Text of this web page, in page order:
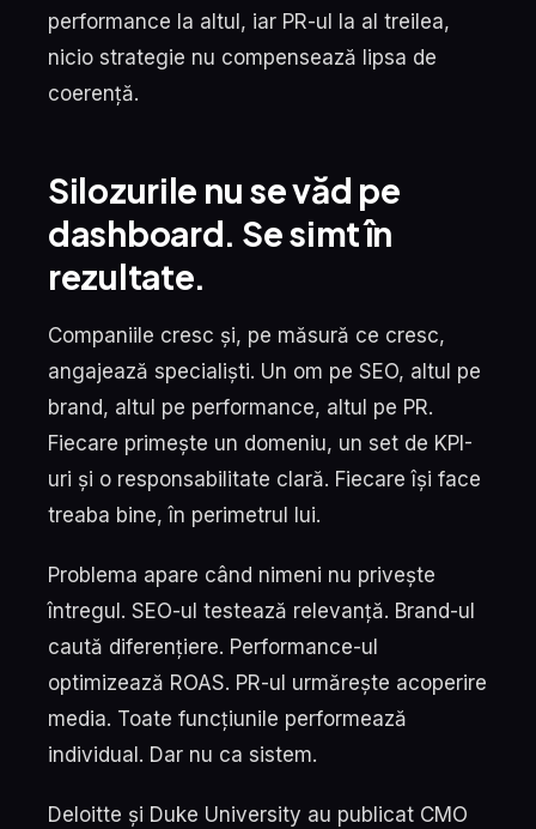
performance la altul, iar PR-ul la al treilea,
nicio strategie nu compensează lipsa de
coerență.
Silozurile nu se văd pe
dashboard. Se simt în
rezultate.
Companiile cresc și, pe măsură ce cresc,
angajează specialiști. Un om pe SEO, altul pe
brand, altul pe performance, altul pe PR.
Fiecare primește un domeniu, un set de KPI-
uri și o responsabilitate clară. Fiecare își face
treaba bine, în perimetrul lui.
Problema apare când nimeni nu privește
întregul. SEO-ul testează relevanță. Brand-ul
caută diferențiere. Performance-ul
optimizează ROAS. PR-ul urmărește acoperire
media. Toate funcțiunile performează
individual. Dar nu ca sistem.
Deloitte și Duke University au publicat CMO